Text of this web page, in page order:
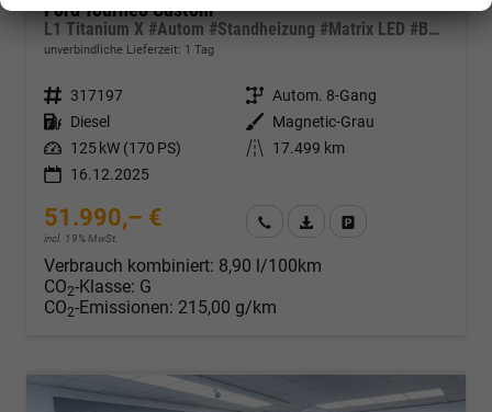
Ford Tourneo Custom
L1 Titanium X #Autom #Standheizung #Matrix LED #B&O Sound #ACC #AHK
unverbindliche Lieferzeit: 1 Tag
Fahrzeugnr. 317197 Getriebe Autom. 8-Gang
Kraftstoff Diesel Außenfarbe
Magnetic-Grau
Leistung 125 kW (170 PS) Kilometerstand
17.499 km
16.12.2025
51.990,– €
incl. 19% MwSt.
Wir rufen Sie anFahrzeugexposé (PDF)
Verbrauch kombiniert: 8,90 l/100km
CO2-Klasse: G
CO2-Emissionen: 215,00 g/km